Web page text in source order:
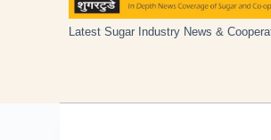
Latest Sugar Industry News &